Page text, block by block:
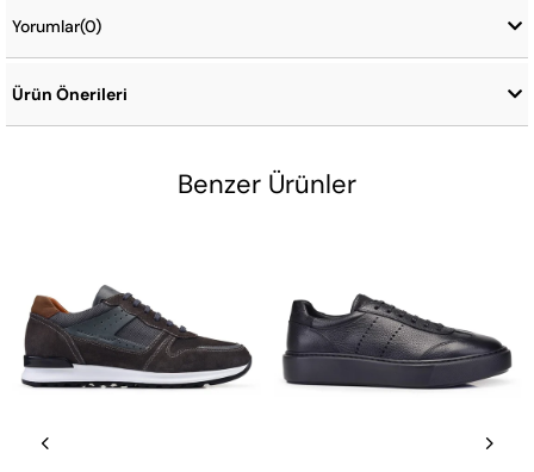
Yorumlar(0)
Ürün Önerileri
Benzer Ürünler